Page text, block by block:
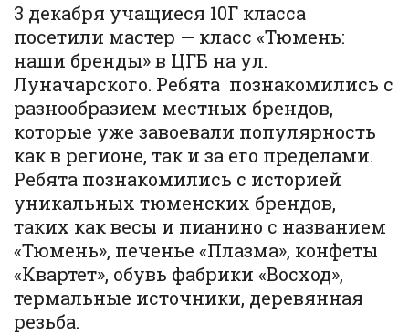
3 декабря учащиеся 10Г класса
посетили мастер — класс «Тюмень:
наши бренды» в ЦГБ на ул.
Луначарского. Ребята познакомились с
разнообразием местных брендов,
которые уже завоевали популярность
как в регионе, так и за его пределами.
Ребята познакомились с историей
уникальных тюменских брендов,
таких как весы и пианино с названием
«Тюмень», печенье «Плазма», конфеты
«Квартет», обувь фабрики «Восход»,
термальные источники, деревянная
резьба.